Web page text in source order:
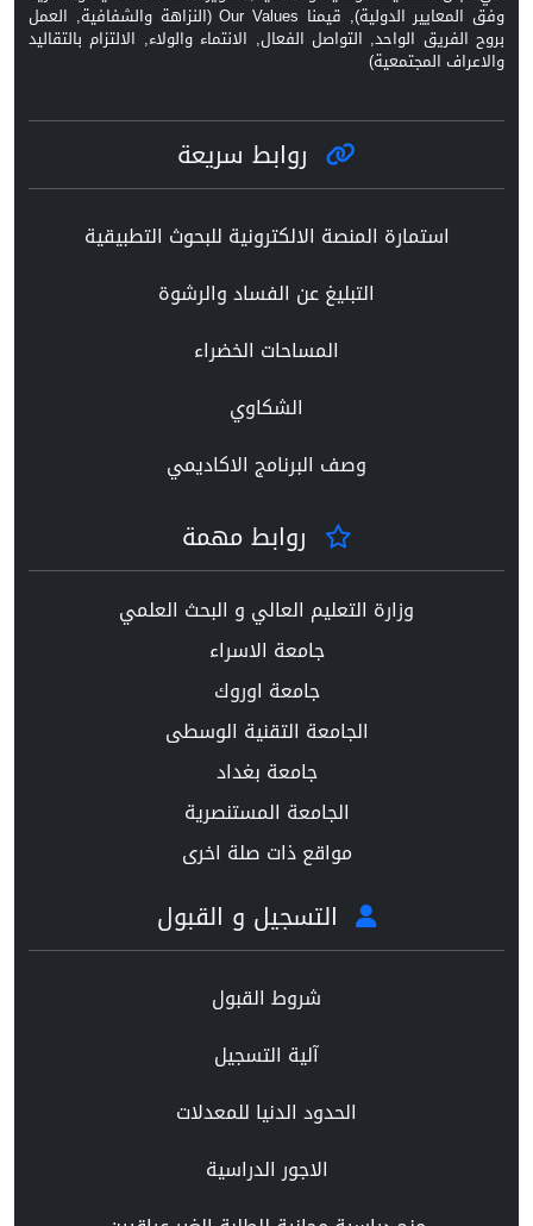
وفق المعايير الدولية), قيمنا Our Values (النزاهة والشفافية, العمل
بروح الفريق الواحد, التواصل الفعال, الانتماء والولاء, الالتزام بالتقاليد
والاعراف المجتمعية)
روابط سريعة
استمارة المنصة الالكترونية للبحوث التطبيقية
التبليغ عن الفساد والرشوة
المساحات الخضراء
الشكاوي
وصف البرنامج الاكاديمي
روابط مهمة
وزارة التعليم العالي و البحث العلمي
جامعة الاسراء
جامعة اوروك
الجامعة التقنية الوسطى
جامعة بغداد
الجامعة المستنصرية
مواقع ذات صلة اخرى
التسجيل و القبول
شروط القبول
آلية التسجيل
الحدود الدنيا للمعدلات
الاجور الدراسية